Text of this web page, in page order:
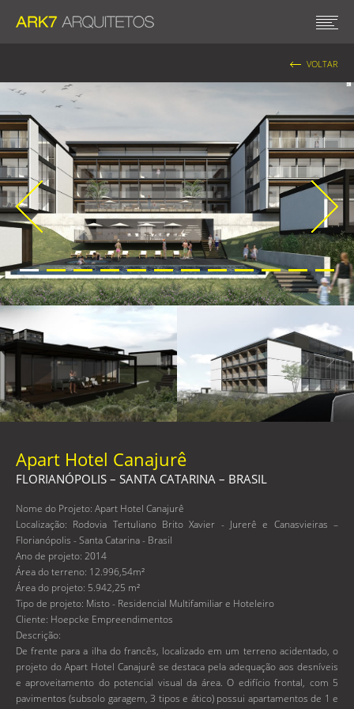
VOLTAR
Apart Hotel Canajurê
FLORIANÓPOLIS – SANTA CATARINA – BRASIL
Nome do Projeto: Apart Hotel Canajurê
Localização: Rodovia Tertuliano Brito Xavier - Jurerê e Canasvieiras –
Florianópolis - Santa Catarina - Brasil
Ano de projeto: 2014
Área do terreno: 12.996,54m²
Área do projeto: 5.942,25 m²
Tipo de projeto: Misto - Residencial Multifamiliar e Hoteleiro
Cliente: Hoepcke Empreendimentos
Descrição:
De frente para a ilha do francês, localizado em um terreno acidentado, o
projeto do Apart Hotel Canajurê se destaca pela adequação aos desníveis
e aproveitamento do potencial visual da área. O edifício frontal, com 5
pavimentos (subsolo garagem, 3 tipos e ático) possui apartamentos de 1 e